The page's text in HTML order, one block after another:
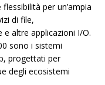
per un’ampia
di file,
e altre applicazioni I/O.
sono i sistemi
progettati per
degli ecosistemi